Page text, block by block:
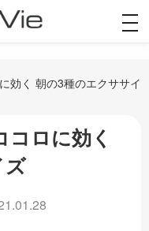
効く 朝の3種のエクササイ
コロに効く
ズ